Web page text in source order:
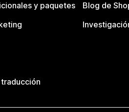
y paquetes
Blog de